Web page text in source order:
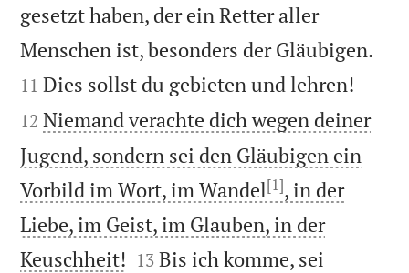
gesetzt haben, der ein Retter aller
Menschen ist, besonders der Gläubigen.
11 Dies sollst du gebieten und lehren!
12 Niemand verachte dich wegen deiner
Jugend, sondern sei den Gläubigen ein
Vorbild im Wort, im Wandel[1], in der
Liebe, im Geist, im Glauben, in der
Keuschheit! 

13 Bis ich komme, sei